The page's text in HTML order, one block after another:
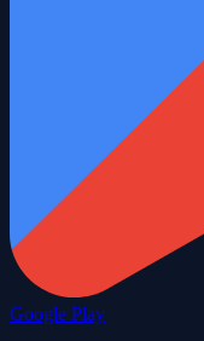
Google Play